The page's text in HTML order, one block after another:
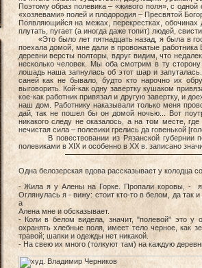
Поэтому образ полевика – «живого поля», с
«хозяевами» полей и плодородия – Пресвятой
Появляющийся на межах, перекрестках, обочинах
плутать, пугает (а иногда даже топит) людей,
«Это было лет пятнадцать назад, я была в
поехала домой, мне дали в провожатые
деревни версты полторы, вдруг видим, что
несколько человек. Мы оба смотрим в ту
лошадь наша запнулась об этот шар и
саней как не бывало, будто кто нарочно их
выговорить. Кой-как одну завертку кушаком
кое-как работник привязал и другую завертку, и
наш дом. Работнику наказывали только меня
дай, так не пошел бы он домой ночью... Вот
никакого следу не оказалось, а на том месте,
нечистая сила – полевики грелись да говенькой
В повествовании из Рязанской губернии
полевиками в XIX и особенно в XX в. записано
Одна белозерская вдова рассказывает у колодца
- Жила я у Алены на Горке. Пропали коровы, - я
Оглянулась я - вижу: стоит кто-то в белом, да так
а
Алена мне и обсказывает.
- Коли в белом видела, значит, "полевой" это у
охранять хлебные поля, имеет тело черное, как
травой; шапки и одежды нет никакой.
- На свею их много (толкуют там) на каждую